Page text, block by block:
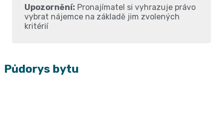
Upozornění: Pronajímatel si vyhrazuje právo
vybrat nájemce na základě jim zvolených
kritérií
Půdorys bytu